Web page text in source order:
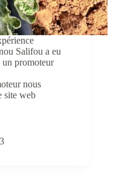
Salifou a eu
un promoteur
nous
site web